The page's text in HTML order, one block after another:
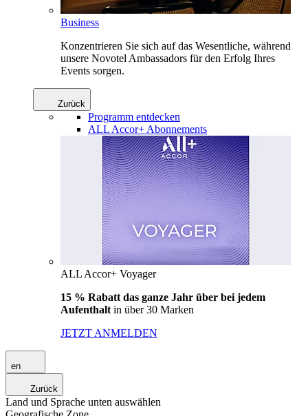
Business
Konzentrieren Sie sich auf das Wesentliche, während
unsere Novotel Ambassadors für den Erfolg Ihres
Events sorgen.
Zurück
Programm entdecken
ALL Accor+ Abonnements
ALL Accor+ Voyager
15 % Rabatt das ganze Jahr über bei jedem
Aufenthalt in über 30 Marken
JETZT ANMELDEN
en
Zurück
Land und Sprache unten auswählen